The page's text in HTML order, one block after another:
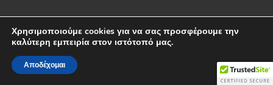
Χρησιμοποιούμε cookies για να σας προσφέρουμε την
καλύτερη εμπειρία στον ιστότοπό μας.
Αποδέχομαι